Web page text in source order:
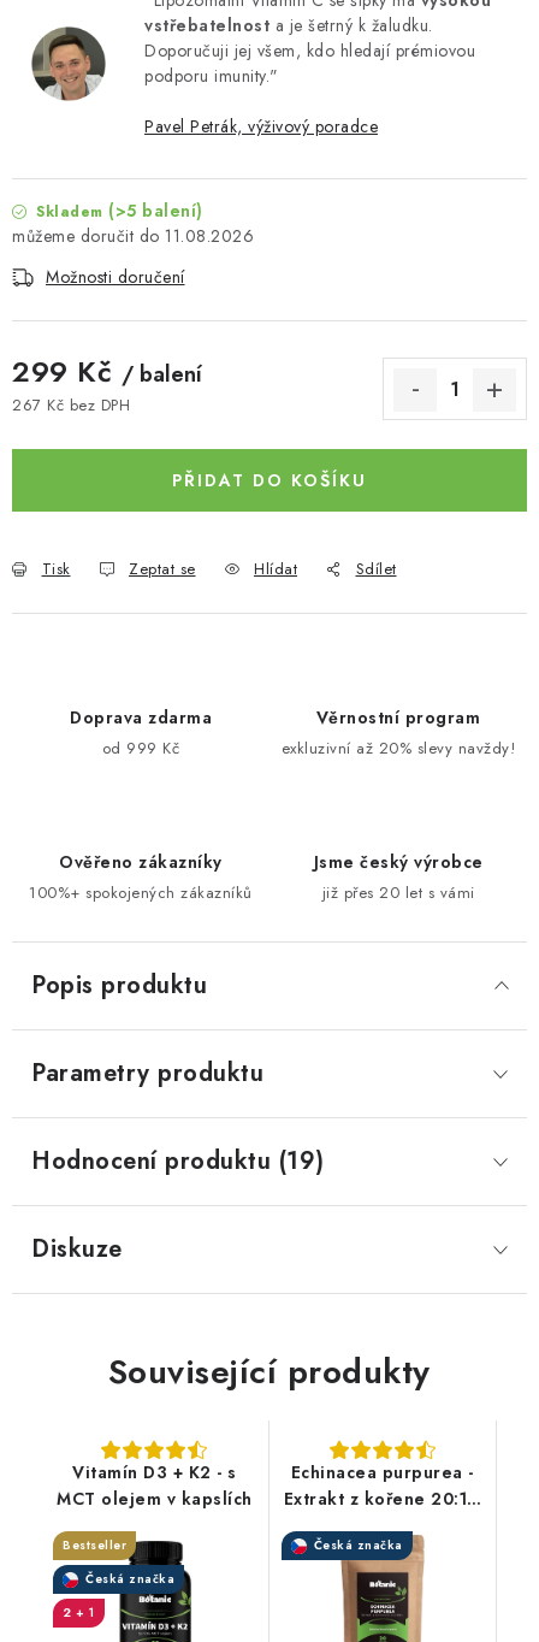
vstřebatelnost a je šetrný k žaludku.
Doporučuji jej všem, kdo hledají prémiovou
podporu imunity."
Pavel Petrák, výživový poradce
Skladem (>5 balení)
11.08.2026
Možnosti doručení
299 Kč / balení
267 Kč bez DPH
PŘIDAT DO KOŠÍKU
Tisk Zeptat se Hlídat Sdílet
Doprava zdarma
od 999 Kč
Věrnostní program
exkluzivní až 20% slevy navždy!
Ověřeno zákazníky
100%+ spokojených zákazníků
Jsme český výrobce
již přes 20 let s vámi
Popis produktu
Parametry produktu
Hodnocení produktu (19)
Diskuze
Související produkty
Vitamín D3 + K2 - s
MCT olejem v kapslích
Bestseller
Česká značka
2 + 1
Echinacea purpurea -
Extrakt z kořene 20:1 v
prášku
Česká značka